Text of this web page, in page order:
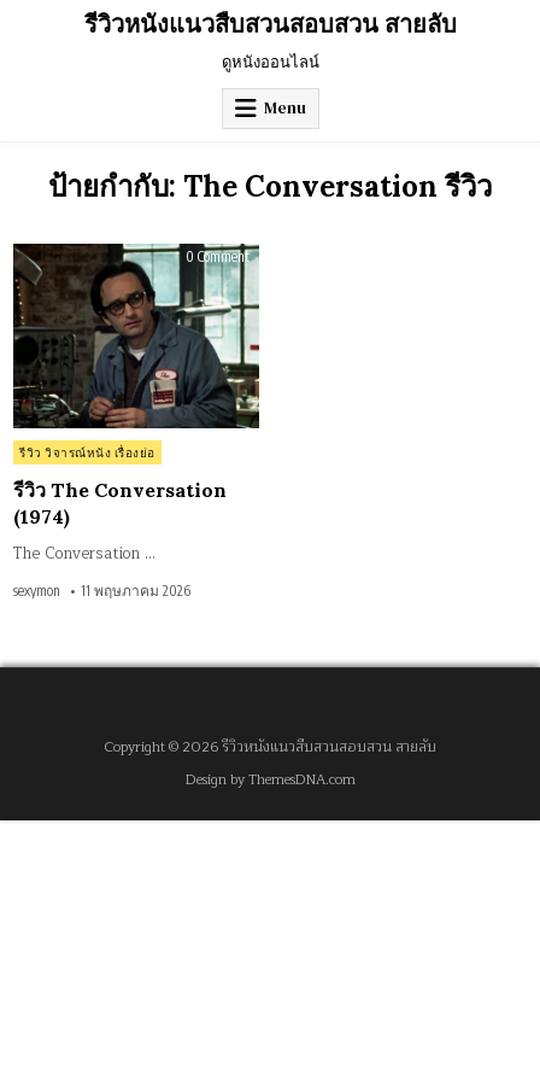
รีวิวหนังแนวสืบสวนสอบสวน สายลับ
ดูหนังออนไลน์
Menu
ป้ายกำกับ: The Conversation รีวิว
0 Commenton
Conversation
(1974)
Posted
in
รีวิว วิจารณ์หนัง เรื่องย่อ
รีวิว The Conversation
(1974)
The Conversation …
sexymon 11 พฤษภาคม 2026
Copyright © 2026 รีวิวหนังแนวสืบสวนสอบสวน สายลับ
Design by ThemesDNA.com